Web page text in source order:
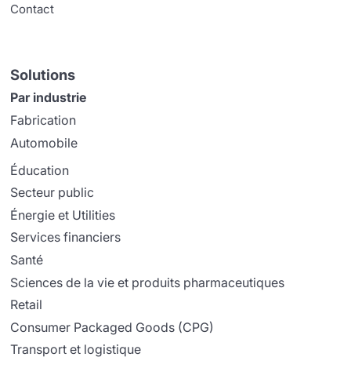
Contact
Solutions
Par industrie
Fabrication
Automobile
Éducation
Secteur public
Énergie et Utilities
Services financiers
Santé
Sciences de la vie et produits pharmaceutiques
Retail
Consumer Packaged Goods (CPG)
Transport et logistique